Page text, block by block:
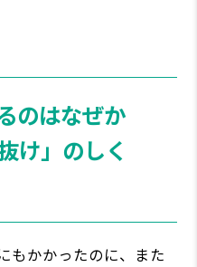
のはなぜか
け」のしく
もかかったのに、また